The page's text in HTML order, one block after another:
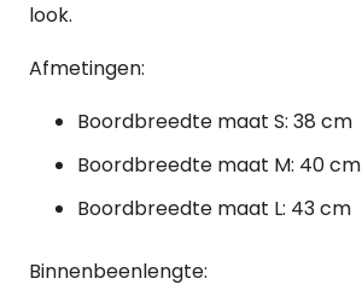
look.
Afmetingen:
Boordbreedte maat S: 38 cm
Boordbreedte maat M: 40 cm
Boordbreedte maat L: 43 cm
Binnenbeenlengte: